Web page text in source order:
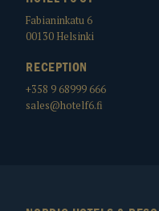
Fabianinkatu 6
00130 Helsinki
RECEPTION
+358 9 68999 666
sales@hotelf6.fi